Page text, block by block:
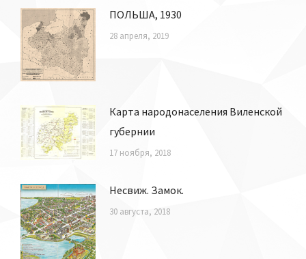
ПОЛЬША, 1930
28 апреля, 2019
Карта народонаселения Виленской
губернии
17 ноября, 2018
Несвиж. Замок.
30 августа, 2018